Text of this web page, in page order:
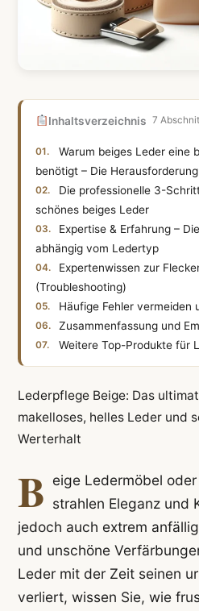
Inhaltsverzeichnis 7
Warum beiges Leder eine
benötigt – Die
Die professionelle 3-
schönes beiges Leder
Expertise & Erfahrung –
abhängig vom Ledertyp
Expertenwissen zur
(Troubleshooting)
Häufige Fehler vermeiden
Zusammenfassung und
Weitere Top-Produkte für
Lederpflege Beige: Das
makelloses, helles Leder und
Werterhalt
B eige Ledermöbel
strahlen Eleganz und
jedoch auch extrem
und unschöne
Leder mit der Zeit seinen
verliert, wissen Sie, wie